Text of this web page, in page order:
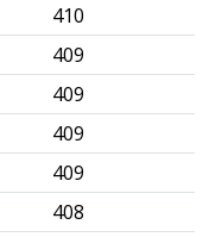
410
409
409
409
409
408